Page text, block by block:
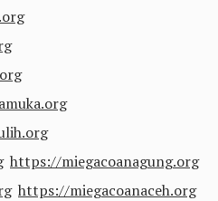
https://miegacoanagung.org
https://miegacoanaceh.org